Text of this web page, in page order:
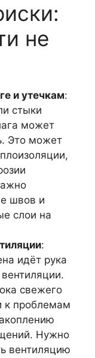
не
и утечкам:
стыки
может
Это может
швов и
слои на
:
идёт рука
свежего
к проблемам
Нужно
вентиляцию